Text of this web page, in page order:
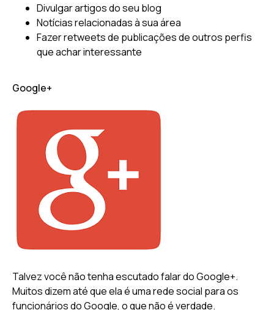
Divulgar artigos do seu blog
Notícias relacionadas à sua área
Fazer retweets de publicações de outros perfis
que achar interessante
Google+
Talvez você não tenha escutado falar do Google+.
Muitos dizem até que ela é uma rede social para os
funcionários do Google, o que não é verdade.